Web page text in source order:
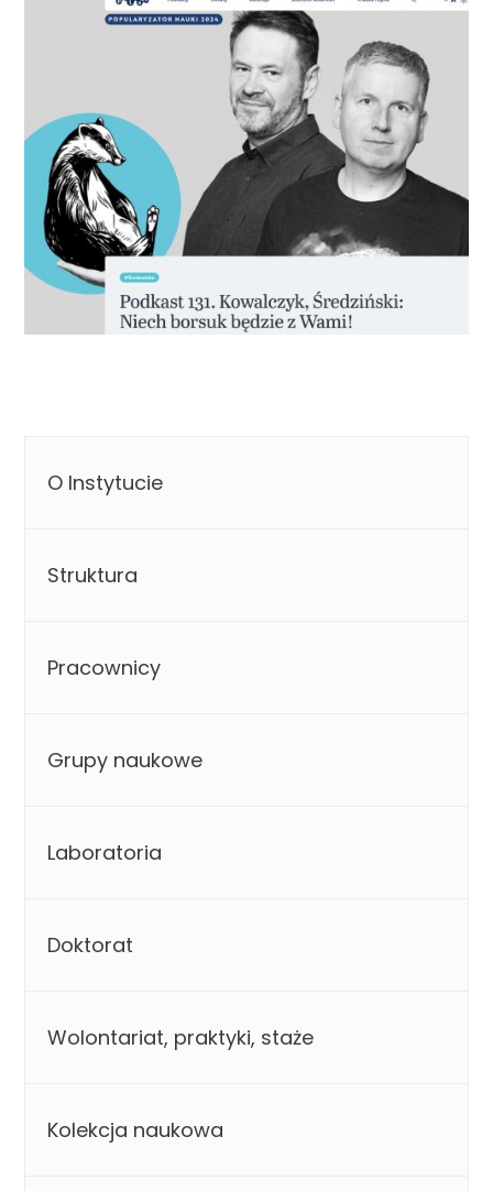
O Instytucie
Struktura
Pracownicy
Grupy naukowe
Laboratoria
Doktorat
Wolontariat, praktyki, staże
Kolekcja naukowa